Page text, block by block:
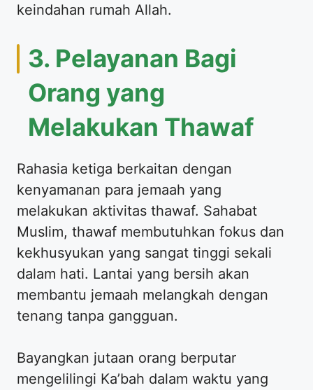
keindahan rumah Allah.
3. Pelayanan Bagi
Orang yang
Melakukan Thawaf
Rahasia ketiga berkaitan dengan
kenyamanan para jemaah yang
melakukan aktivitas thawaf. Sahabat
Muslim, thawaf membutuhkan fokus dan
kekhusyukan yang sangat tinggi sekali
dalam hati. Lantai yang bersih akan
membantu jemaah melangkah dengan
tenang tanpa gangguan.
Bayangkan jutaan orang berputar
mengelilingi Ka’bah dalam waktu yang